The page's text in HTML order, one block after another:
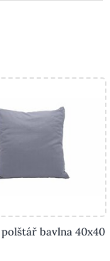
bavlna 40x40